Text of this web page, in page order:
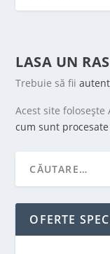
LASA UN
Trebuie să fii
Acest site
cum sunt
OFERTE